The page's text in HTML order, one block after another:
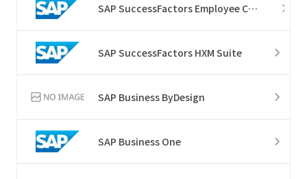
SAP SuccessFactors Employee Central
SAP SuccessFactors HXM Suite
SAP Business ByDesign
SAP Business One